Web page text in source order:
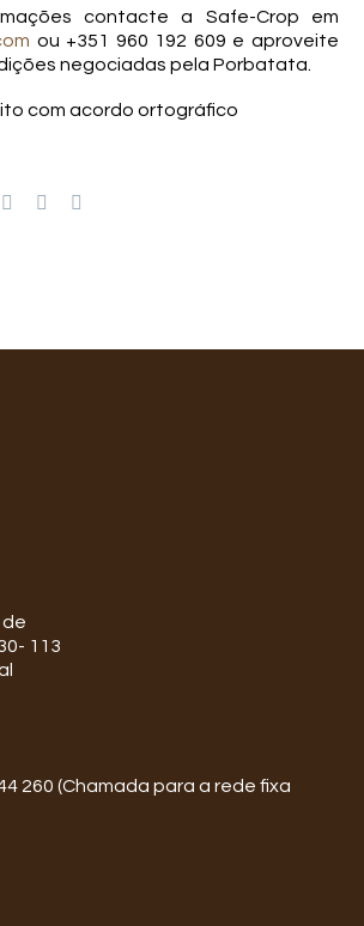
contacte a Safe-Crop em
ou +351 960 192 609 e aproveite
negociadas pela Porbatata.
com acordo ortográfico
de
113
260 (Chamada para a rede fixa